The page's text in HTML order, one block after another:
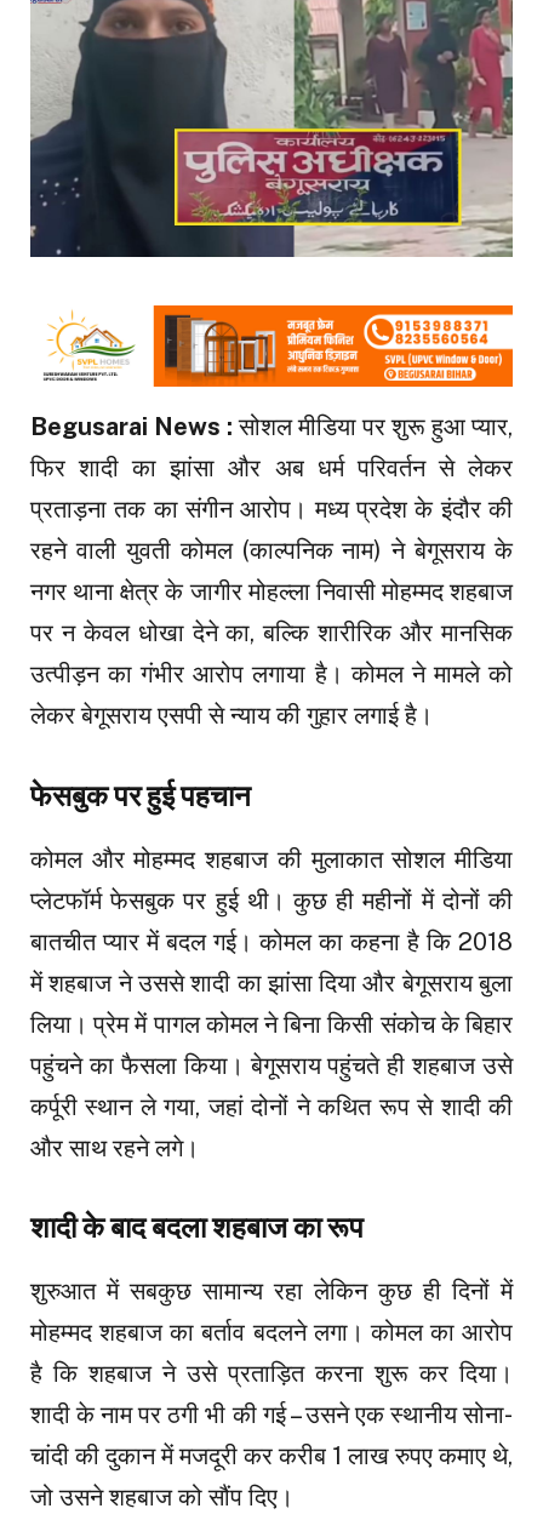
Begusarai News : सोशल मीडिया पर शुरू हुआ प्यार,
फिर शादी का झांसा और अब धर्म परिवर्तन से लेकर
प्रताड़ना तक का संगीन आरोप। मध्य प्रदेश के इंदौर की
रहने वाली युवती कोमल (काल्पनिक नाम) ने बेगूसराय के
नगर थाना क्षेत्र के जागीर मोहल्ला निवासी मोहम्मद शहबाज
पर न केवल धोखा देने का, बल्कि शारीरिक और मानसिक
उत्पीड़न का गंभीर आरोप लगाया है। कोमल ने मामले को
लेकर बेगूसराय एसपी से न्याय की गुहार लगाई है।
फेसबुक पर हुई पहचान
कोमल और मोहम्मद शहबाज की मुलाकात सोशल मीडिया
प्लेटफॉर्म फेसबुक पर हुई थी। कुछ ही महीनों में दोनों की
बातचीत प्यार में बदल गई। कोमल का कहना है कि 2018
में शहबाज ने उससे शादी का झांसा दिया और बेगूसराय बुला
लिया। प्रेम में पागल कोमल ने बिना किसी संकोच के बिहार
पहुंचने का फैसला किया। बेगूसराय पहुंचते ही शहबाज उसे
कर्पूरी स्थान ले गया, जहां दोनों ने कथित रूप से शादी की
और साथ रहने लगे।
शादी के बाद बदला शहबाज का रूप
शुरुआत में सबकुछ सामान्य रहा लेकिन कुछ ही दिनों में
मोहम्मद शहबाज का बर्ताव बदलने लगा। कोमल का आरोप
है कि शहबाज ने उसे प्रताड़ित करना शुरू कर दिया।
शादी के नाम पर ठगी भी की गई – उसने एक स्थानीय सोना-
चांदी की दुकान में मजदूरी कर करीब 1 लाख रुपए कमाए थे,
जो उसने शहबाज को सौंप दिए।